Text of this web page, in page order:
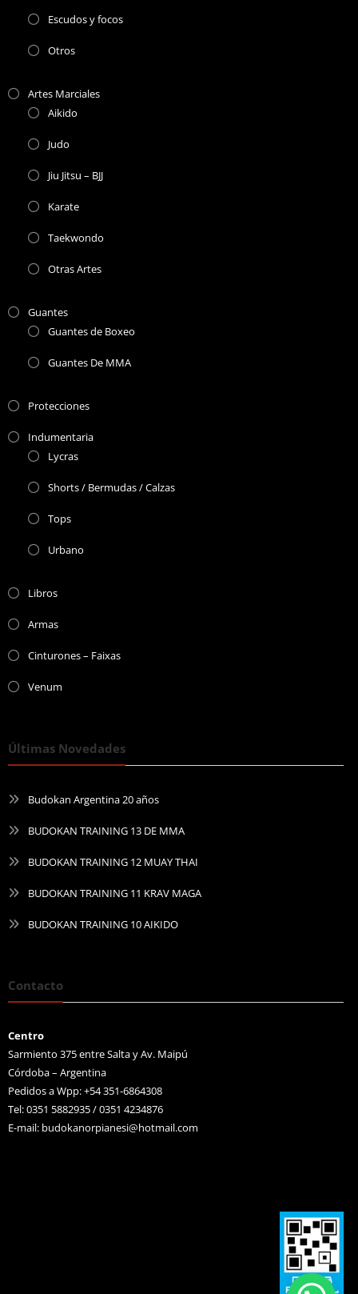
Escudos y focos
Otros
Artes Marciales
Aikido
Judo
Jiu Jitsu – BJJ
Karate
Taekwondo
Otras Artes
Guantes
Guantes de Boxeo
Guantes De MMA
Protecciones
Indumentaria
Lycras
Shorts / Bermudas / Calzas
Tops
Urbano
Libros
Armas
Cinturones – Faixas
Venum
Últimas Novedades
Budokan Argentina 20 años
BUDOKAN TRAINING 13 DE MMA
BUDOKAN TRAINING 12 MUAY THAI
BUDOKAN TRAINING 11 KRAV MAGA
BUDOKAN TRAINING 10 AIKIDO
Contacto
Centro
Sarmiento 375 entre Salta y Av. Maipú
Córdoba – Argentina
Pedidos a Wpp: +54 351-6864308
Tel: 0351 5882935 / 0351 4234876
E-mail: budokanorpianesi@hotmail.com